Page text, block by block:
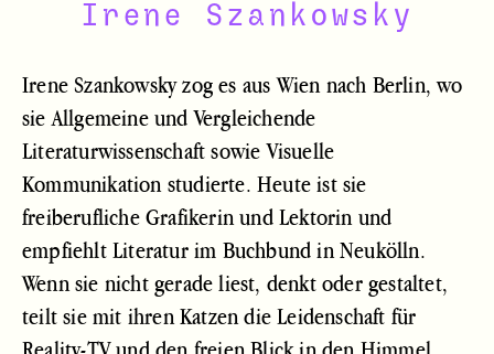
Irene Szankowsky
Irene Szankowsky zog es aus Wien nach Berlin, wo
sie Allgemeine und Vergleichende
Literaturwissenschaft sowie Visuelle
Kommunikation studierte. Heute ist sie
freiberufliche Grafikerin und Lektorin und
empfiehlt Literatur im Buchbund in Neukölln.
Wenn sie nicht gerade liest, denkt oder gestaltet,
teilt sie mit ihren Katzen die Leidenschaft für